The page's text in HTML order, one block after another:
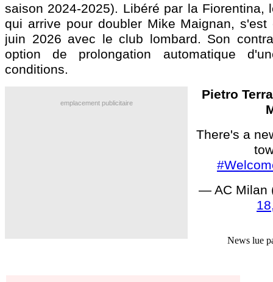
saison 2024-2025). Libéré par la Fiorentina,
qui arrive pour doubler Mike Maignan, s'est
juin 2026 avec le club lombard. Son
option de prolongation automatique
conditions.
emplacement publicitaire
Pietro
There's a
— AC Milan
News lue